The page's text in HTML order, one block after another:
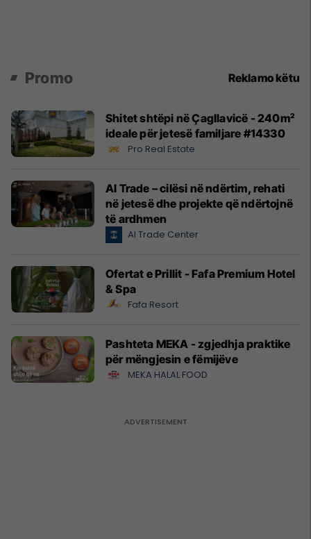
Promo Reklamo këtu
Shitet shtëpi në Çagllavicë - 240m²
ideale për jetesë familjare #14330
Pro Real Estate
Al Trade – cilësi në ndërtim, rehati
në jetesë dhe projekte që ndërtojnë
të ardhmen
Al Trade Center
Ofertat e Prillit - Fafa Premium Hotel
& Spa
Fafa Resort
Pashteta MEKA - zgjedhja praktike
për mëngjesin e fëmijëve
MEKA HALAL FOOD